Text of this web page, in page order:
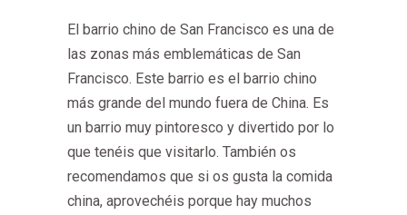
El barrio chino de San Francisco es una de
las zonas más emblemáticas de San
Francisco. Este barrio es el barrio chino
más grande del mundo fuera de China. Es
un barrio muy pintoresco y divertido por lo
que tenéis que visitarlo. También os
recomendamos que si os gusta la comida
china, aprovechéis porque hay muchos